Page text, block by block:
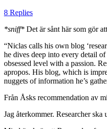
8 Replies
*sniff* Det är sånt här som gör
“Niclas calls his own blog
he dives deep into every detail
obsessed level with a passion.
apropos. His blog, which is
nuggets of information he’s
Från Åsks recommendation av
Jag återkommer. Researcher ska